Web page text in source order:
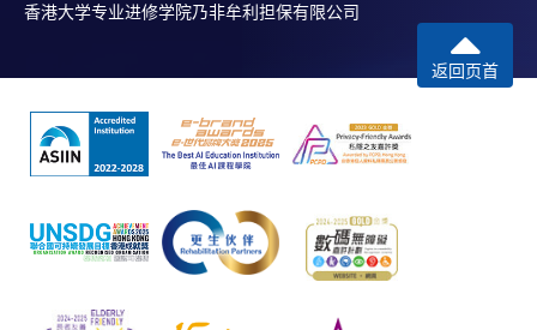
香港大学专业进修学院乃非牟利担保有限公司
返回页首